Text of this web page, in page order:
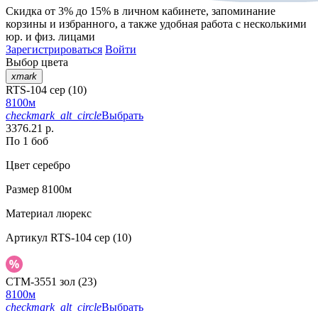
Скидка от 3% до 15% в личном кабинете, запоминание
корзины и избранного, а также удобная работа с несколькими
юр. и физ. лицами
Зарегистрироваться Войти
Выбор цвета
xmark
RTS-104 сер (10)
8100м
checkmark_alt_circleВыбрать
3376.21 р.
По 1 боб
Цвет серебро
Размер 8100м
Материал люрекс
Артикул RTS-104 сер (10)
CTM-3551 зол (23)
8100м
checkmark_alt_circleВыбрать